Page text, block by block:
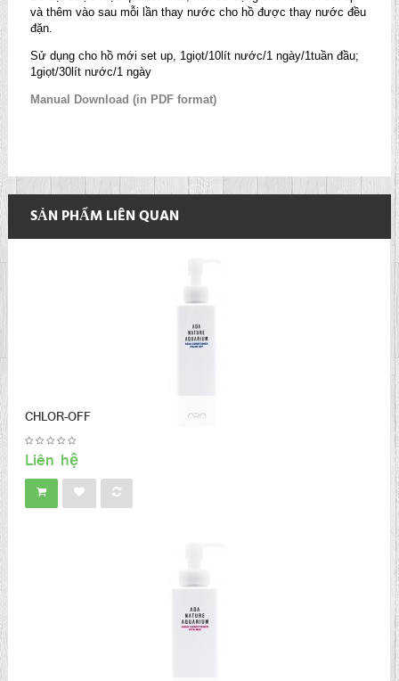
và thêm vào sau mỗi lần thay nước cho hồ được thay nước đều
đặn.
Sử dụng cho hồ mới set up, 1giọt/10lít nước/1 ngày/1tuần đầu;
1giọt/30lít nước/1 ngày
Manual Download (in PDF format)
SẢN PHẨM LIÊN QUAN
CHLOR-OFF
Liên hệ